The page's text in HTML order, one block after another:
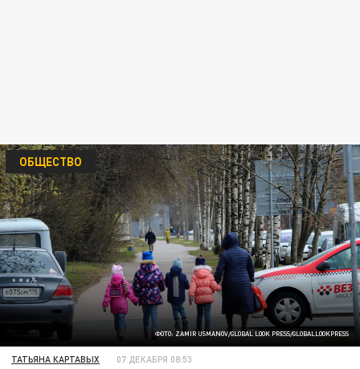
ФОТО: ZAMIR USMANOV/GLOBAL LOOK PRESS/GLOBALLOOKPRESS
ОБЩЕСТВО
ТАТЬЯНА КАРТАВЫХ 07 ДЕКАБРЯ 08:53